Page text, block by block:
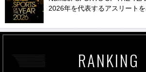
2026年を代表するアスリート
RANKING